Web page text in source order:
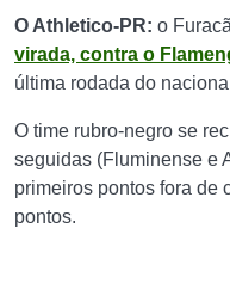
O Athletico-PR: o
virada, contra o
última rodada do
O time rubro-negro se
seguidas (Fluminense e
primeiros pontos fora de
pontos.